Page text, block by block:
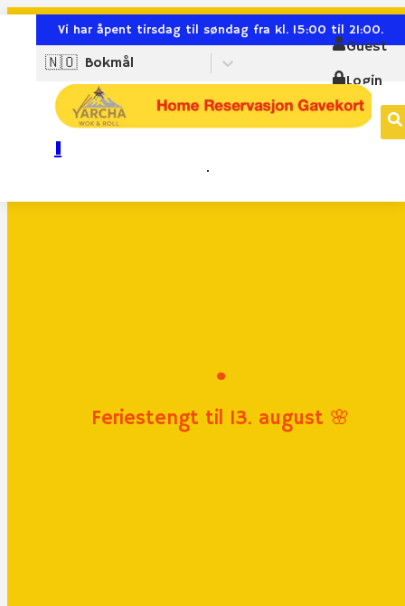
Vi har åpent tirsdag til søndag fra kl. 15:00 til 21:00.
🇳🇴 Bokmål
Guest
Login
I
.
Feriestengt til 13. august 🌸